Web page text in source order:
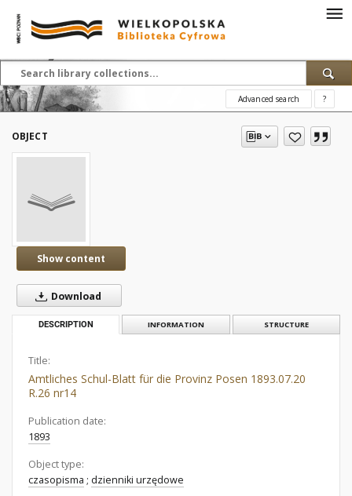
Advanced search ?
OBJECT
Show content
Download
DESCRIPTION INFORMATION STRUCTURE
Title:
Amtliches Schul-Blatt für die Provinz Posen 1893.07.20
R.26 nr14
Publication date:
1893
Object type:
czasopisma ; dzienniki urzędowe